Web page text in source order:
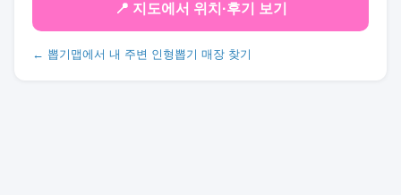
📍 지도에서 위치·후기 보기
← 뽑기맵에서 내 주변 인형뽑기 매장 찾기